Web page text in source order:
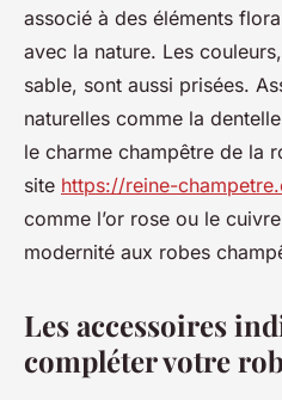
associé à des éléments
avec la nature. Les
sable, sont aussi prisées.
naturelles comme la
le charme champêtre de la
site https://reine-
comme l’or rose ou le
modernité aux robes
Les accessoires
compléter votre